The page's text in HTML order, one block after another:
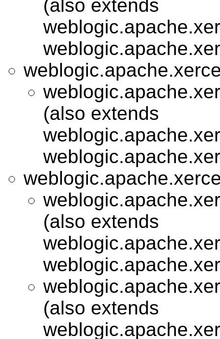
(also extends
(also extends
(also extends
(also extends